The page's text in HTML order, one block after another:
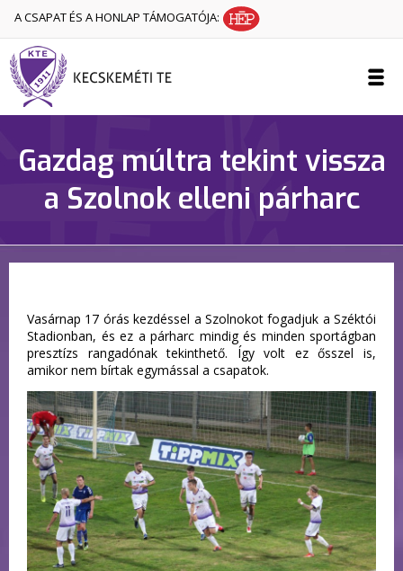
A CSAPAT ÉS A HONLAP TÁMOGATÓJA:
Gazdag múltra tekint vissza
a Szolnok elleni párharc
Vasárnap 17 órás kezdéssel a Szolnokot fogadjuk a Széktói
Stadionban, és ez a párharc mindig és minden sportágban
presztízs rangadónak tekinthető. Így volt ez ősszel is,
amikor nem bírtak egymással a csapatok.